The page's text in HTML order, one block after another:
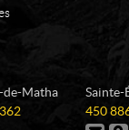
de-Matha
Sainte-
T
é
450